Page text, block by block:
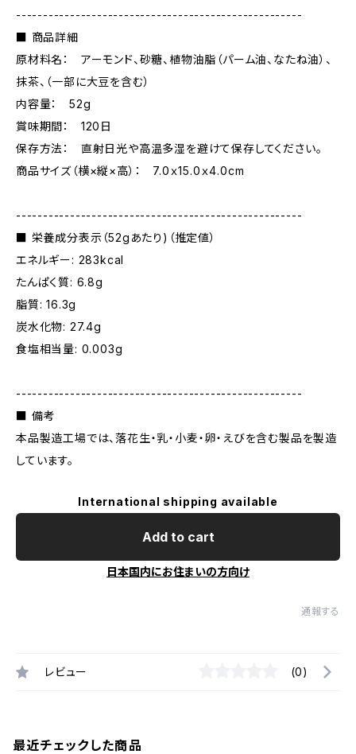
-----------------------------------------------------
■ 商品詳細
原材料名： アーモンド、砂糖、植物油脂（パーム油、なたね油）、
抹茶、（一部に大豆を含む）
内容量： 52g
賞味期間： 120日
保存方法： 直射日光や高温多湿を避けて保存してください。
商品サイズ（横×縦×高）： 7.0ｘ15.0ｘ4.0cm
-----------------------------------------------------
■ 栄養成分表示（52gあたり)（推定値）
エネルギー: 283kcal
たんぱく質: 6.8g
脂質: 16.3g
炭水化物​: 27.4g
食塩相当量: 0.003g
-----------------------------------------------------
■ 備考
本品製造工場では、落花生・乳・小麦・卵・えびを含む製品を製造
しています。
International shipping available
Add to cart
日本国内にお住まいの方向け
通報する
レビュー (0)
最近チェックした商品